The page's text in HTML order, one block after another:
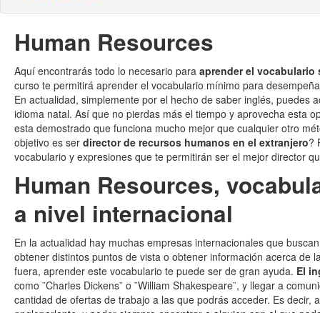
Human Resources
Aquí encontrarás todo lo necesario para aprender el
curso te permitirá aprender el vocabulario mínimo para
En actualidad, simplemente por el hecho de saber inglés,
idioma natal. Así que no pierdas más el tiempo y aprovecha esta
esta demostrado que funciona mucho mejor que cualquier otro
objetivo es ser director de recursos humanos en el extranjero?
vocabulario y expresiones que te permitirán ser el mejor director
Human Resources,
a nivel internacional
En la actualidad hay muchas empresas internacionales que
obtener distintos puntos de vista o obtener información acerca
fuera, aprender este vocabulario te puede ser de gran ayuda. El
como ¨Charles Dickens¨ o ¨William Shakespeare¨, y llegar a
cantidad de ofertas de trabajo a las que podrás acceder. Es